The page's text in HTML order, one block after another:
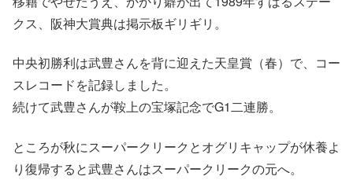
クス、阪神大賞典は掲示板ギリギリ。
中央初勝利は武豊さんを背に迎えた天皇賞（春）で、コー
スレコードを記録しました。
続けて武豊さんが鞍上の宝塚記念でG1二連勝。
ところが秋にスーパークリークとオグリキャップが休養よ
り復帰すると武豊さんはスーパークリークの元へ。